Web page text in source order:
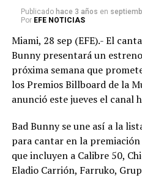
Publicado hace 3 años en
Por EFE NOTICIAS
Miami, 28 sep (EFE).- El
Bunny presentará un
próxima semana que
los Premios Billboard de la
anunció este jueves el canal
Bad Bunny se une así a la
para cantar en la
que incluyen a Calibre 50,
Eladio Carrión, Farruko,